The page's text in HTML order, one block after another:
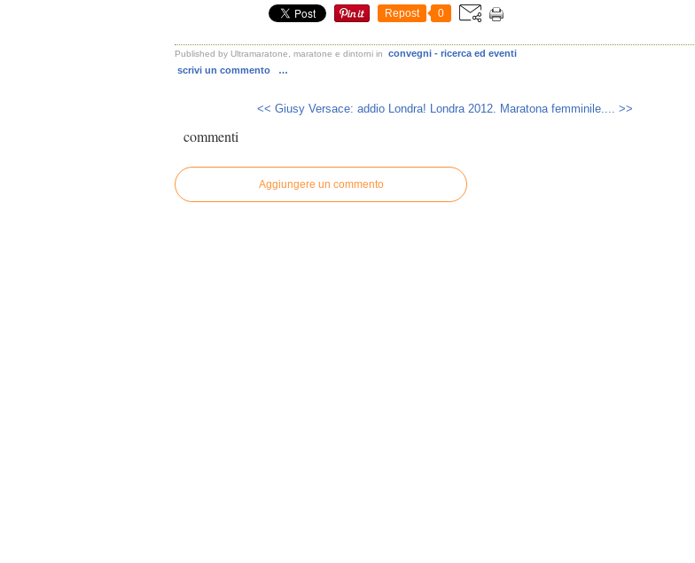
Repost 0
Published by Ultramaratone, maratone e dintorni in
convegni - ricerca ed eventi
scrivi un commento
…
<< Giusy Versace: addio Londra! Londra 2012. Maratona femminile.... >>
commenti
Aggiungere un commento